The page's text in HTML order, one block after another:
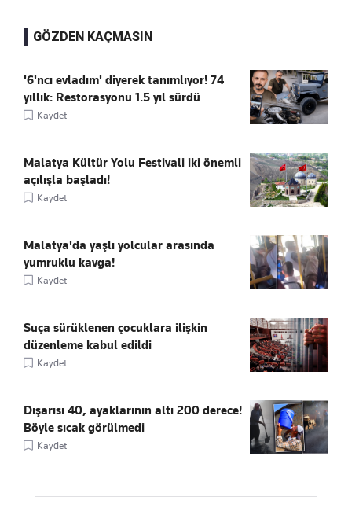
GÖZDEN KAÇMASIN
'6'ncı evladım' diyerek tanımlıyor! 74
yıllık: Restorasyonu 1.5 yıl sürdü
Kaydet
Malatya Kültür Yolu Festivali iki önemli
açılışla başladı!
Kaydet
Malatya'da yaşlı yolcular arasında
yumruklu kavga!
Kaydet
Suça sürüklenen çocuklara ilişkin
düzenleme kabul edildi
Kaydet
Dışarısı 40, ayaklarının altı 200 derece!
Böyle sıcak görülmedi
Kaydet